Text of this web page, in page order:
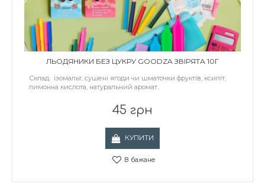
ЛЬОДЯНИКИ БЕЗ ЦУКРУ GOODZA ЗВІРЯТА 10Г
Склад: ізомальт, сушені ягоди чи шматочки фруктів, ксиліт,
лимонна кислота, натуральний аромат..
45 грн
КУПИТИ
В бажане